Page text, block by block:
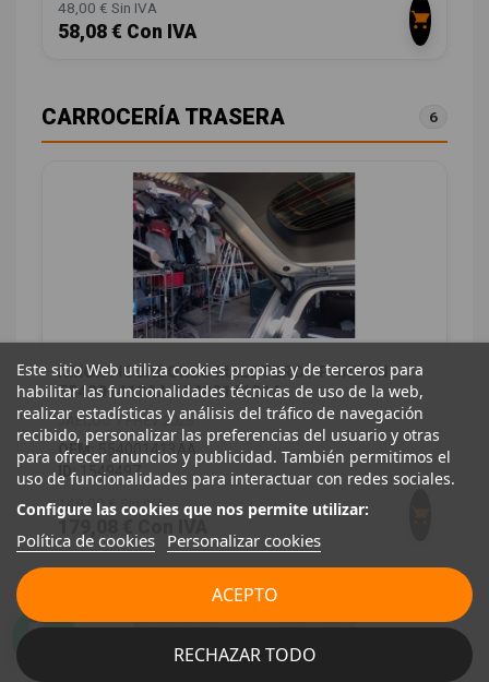
48,00 € Sin IVA
58,08 € Con IVA
CARROCERÍA TRASERA 6
AMORTIGUADORES MALETERO / PORTON
554001413AA 554001413AA
JAECOO 7 PHEV 2025
OEM:554001413AA
ID:1549497
148,00 € Sin IVA
Este sitio Web utiliza cookies propias y de terceros para
habilitar las funcionalidades técnicas de uso de la web,
realizar estadísticas y análisis del tráfico de navegación
recibido, personalizar las preferencias del usuario y otras
para ofrecer anuncios y publicidad. También permitimos el
uso de funcionalidades para interactuar con redes sociales.
Configure las cookies que nos permite utilizar:
Política de cookies Personalizar cookies
RECHAZAR TODO
ACEPTO